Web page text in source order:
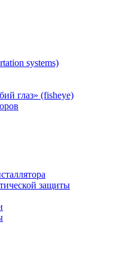
systems)
глаз» (fisheye)
защиты